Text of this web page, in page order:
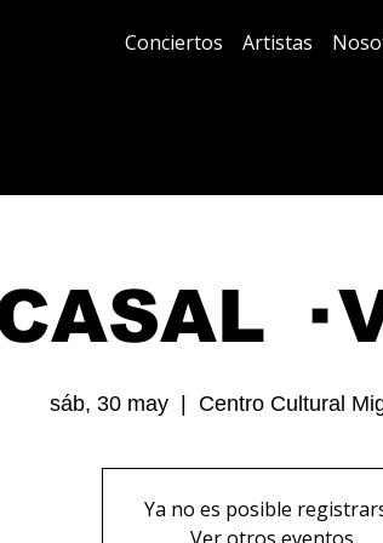
Conciertos Artistas
·
sáb, 30 may
  |
Centro Cultural
Ya no es posible